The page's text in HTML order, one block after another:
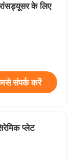
के लिए
संपर्क करें
प्लेट